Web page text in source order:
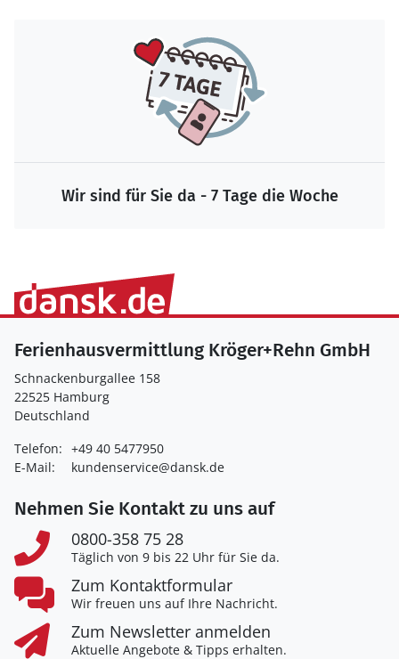
Wir sind für Sie da - 7 Tage die Woche
Ferienhausvermittlung Kröger+Rehn GmbH
Schnackenburgallee 158
22525 Hamburg
Deutschland
Telefon: +49 40 5477950
E-Mail:
kundenservice@dansk.de
Nehmen Sie Kontakt zu uns auf
0800-358 75 28
Täglich von 9 bis 22 Uhr für Sie da.
Zum Kontaktformular
Wir freuen uns auf Ihre Nachricht.
Zum Newsletter anmelden
Aktuelle Angebote & Tipps erhalten.